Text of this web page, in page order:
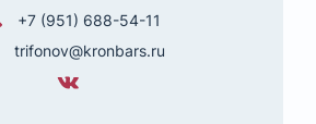
+7 (951) 688-54-11
trifonov@kronbars.ru